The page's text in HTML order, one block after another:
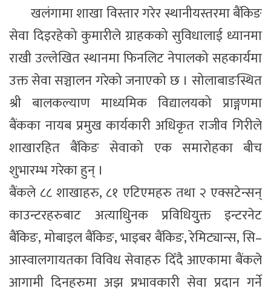
खलंगामा शाखा विस्तार गरेर स्थानीयस्तरमा बैंकिङ
सेवा दिइरहेको कुमारीले ग्राहकको सुविधालाई ध्यानमा
राखी उल्लेखित स्थानमा फिनलिट नेपालको सहकार्यमा
उक्त सेवा सञ्चालन गरेको जनाएको छ । सोलाबाङस्थित
श्री बालकल्याण माध्यमिक विद्यालयको प्राङ्गणमा
बैंकका नायब प्रमुख कार्यकारी अधिकृत राजीव गिरीले
शाखारहित बैंकिङ सेवाको एक समारोहका बीच
शुभारम्भ गरेका हुन् ।
बैंकले ८८ शाखाहरु, ८१ एटिएमहरु तथा २ एक्सटेन्सन्
काउन्टरहरुबाट अत्याधुिनक प्रविधियुुक्त इन्टरनेट
बैंकिङ, मोबाइल बैंकिङ, भाइबर बैंकिङ, रेमिट्यान्स, सि–
आस्वालगायतका विविध सेवाहरु दिँदै आएकामा बैंकले
आगामी दिनहरुमा अझ प्रभावकारी सेवा प्रदान गर्ने